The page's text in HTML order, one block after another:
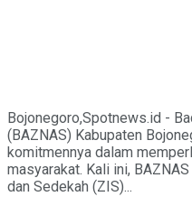
Bojonegoro,Spotnews.id -
(BAZNAS) Kabupaten
komitmennya dalam
masyarakat. Kali ini,
dan Sedekah (ZIS)...